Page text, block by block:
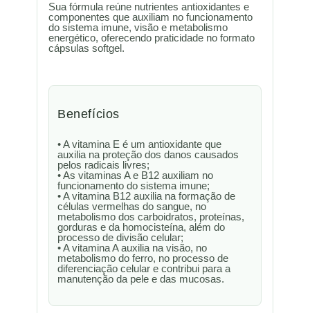
Sua fórmula reúne nutrientes antioxidantes e
componentes que auxiliam no funcionamento
do sistema imune, visão e metabolismo
energético, oferecendo praticidade no formato
cápsulas softgel.
Benefícios
• A vitamina E é um antioxidante que
auxilia na proteção dos danos causados
pelos radicais livres;
• As vitaminas A e B12 auxiliam no
funcionamento do sistema imune;
• A vitamina B12 auxilia na formação de
células vermelhas do sangue, no
metabolismo dos carboidratos, proteínas,
gorduras e da homocisteína, além do
processo de divisão celular;
• A vitamina A auxilia na visão, no
metabolismo do ferro, no processo de
diferenciação celular e contribui para a
manutenção da pele e das mucosas.